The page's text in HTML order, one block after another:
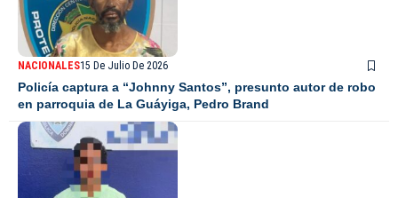
NACIONALES15 De Julio De 2026
Policía captura a “Johnny Santos”, presunto autor de robo
en parroquia de La Guáyiga, Pedro Brand